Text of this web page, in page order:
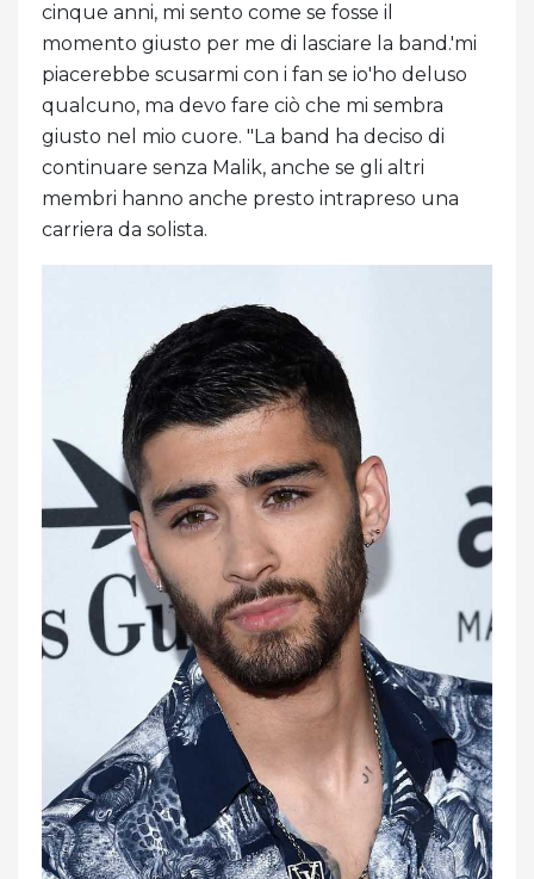
cinque anni, mi sento come se fosse il
momento giusto per me di lasciare la band.'mi
piacerebbe scusarmi con i fan se io'ho deluso
qualcuno, ma devo fare ciò che mi sembra
giusto nel mio cuore. "La band ha deciso di
continuare senza Malik, anche se gli altri
membri hanno anche presto intrapreso una
carriera da solista.